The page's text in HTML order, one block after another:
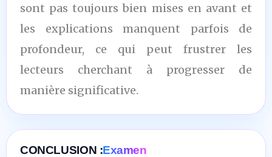
sont pas toujours bien mises en avant et
les explications manquent parfois de
profondeur, ce qui peut frustrer les
lecteurs cherchant à progresser de
manière significative.
CONCLUSION :Examen